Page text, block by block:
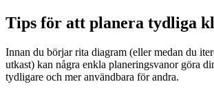
Tips för att planera tydliga
Innan du börjar rita diagram (eller medan du
utkast) kan några enkla planeringsvanor göra
tydligare och mer användbara för andra.